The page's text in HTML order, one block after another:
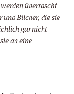
überrascht
und Bücher, die sie
gar nicht
an eine